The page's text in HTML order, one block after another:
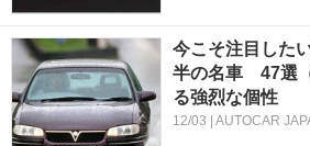
今こそ注目した
半の名車 47選
る強烈な個性
12/03 | AUTOCAR